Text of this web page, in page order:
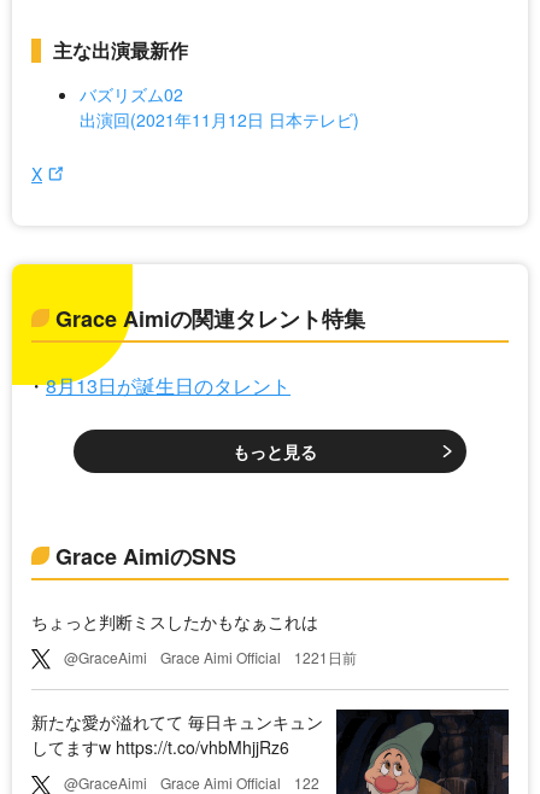
主な出演最新作
バズリズム02
出演回(2021年11月12日 日本テレビ)
X
Grace Aimiの関連タレント特集
8月13日が誕生日のタレント
もっと見る
Grace AimiのSNS
ちょっと判断ミスしたかもなぁこれは
@GraceAimi Grace Aimi Official 1221日前
新たな愛が溢れてて 毎日キュンキュン
してますw https://t.co/vhbMhjjRz6
@GraceAimi Grace Aimi Official
122